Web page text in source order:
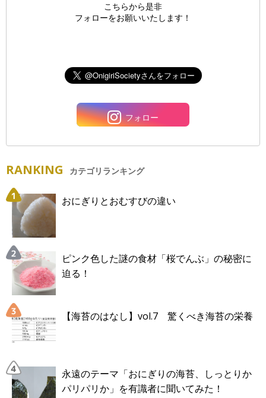
こちらから是非
フォローをお願いいたします！
フォロー
RANKING カテゴリランキング
おにぎりとおむすびの違い
ピンク色した謎の食材「桜でんぶ」の秘密に
迫る！
【海苔のはなし】vol.7 驚くべき海苔の栄養
永遠のテーマ「おにぎりの海苔、しっとりか
パリパリか」を有識者に聞いてみた！